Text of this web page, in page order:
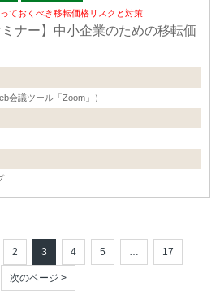
ておくべき移転価格リスクと対策
ミナー】中小企業のための移転価
会議ツール「Zoom」）
2 3 4 5 … 17
次のページ >